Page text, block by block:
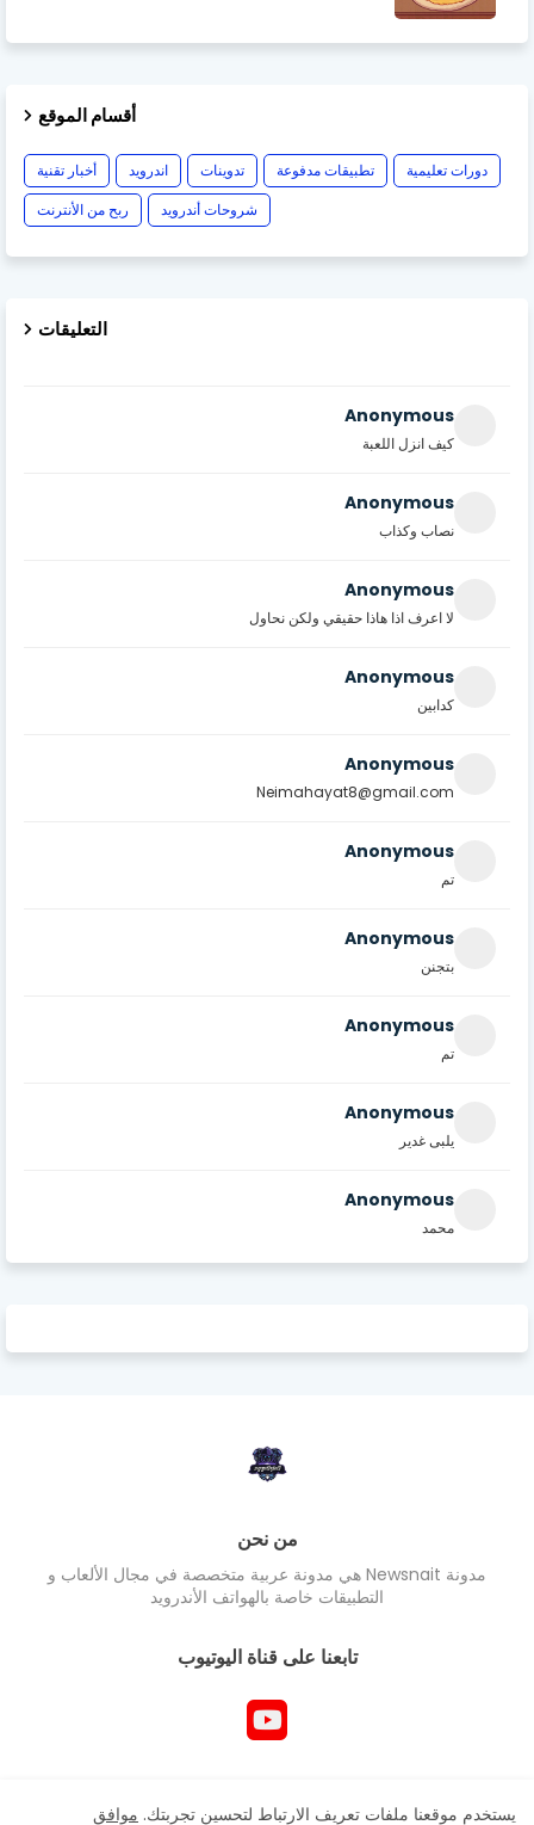
أقسام الموقع
أخبار تقنية اندرويد تدوينات تطبيقات مدفوعة
دورات تعليمية
ربح من الأنترنت
شروحات أندرويد
التعليقات
Anonymous
كيف انزل اللعبة
Anonymous
نصاب وكذاب
Anonymous
لا اعرف اذا هاذا حقيقي ولكن نحاول
Anonymous
كدابين
Anonymous
Neimahayat8@gmail.com
Anonymous
تم
Anonymous
بتجنن
Anonymous
تم
Anonymous
يلبى غدير
Anonymous
محمد
من نحن
مدونة Newsnait هي مدونة عربية متخصصة في مجال الألعاب و
التطبيقات خاصة بالهواتف الأندرويد
تابعنا على قناة اليوتيوب
جميع حقوق المدونة محفوظ Newsnait ©
يستخدم موقعنا ملفات تعريف الارتباط لتحسين تجربتك. موافق